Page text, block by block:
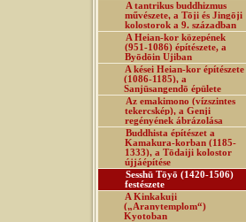
A tantrikus buddhizmus
művészete, a Tōji és Jingōji
kolostorok a 9. században
A Heian-kor közepének
(951-1086) építészete, a
Byōdōin Ujiban
A kései Heian-kor építészete
(1086-1185), a
Sanjūsangendō épülete
Az emakimono (vízszintes
tekercskép), a Genji
regényének ábrázolása
Buddhista építészet a
Kamakura-korban (1185-
1333), a Tōdaiji kolostor
újjáépítése
Sesshū Tōyō (1420-1506)
festészete
A Kinkakuji
(„Aranytemplom“)
Kyotoban